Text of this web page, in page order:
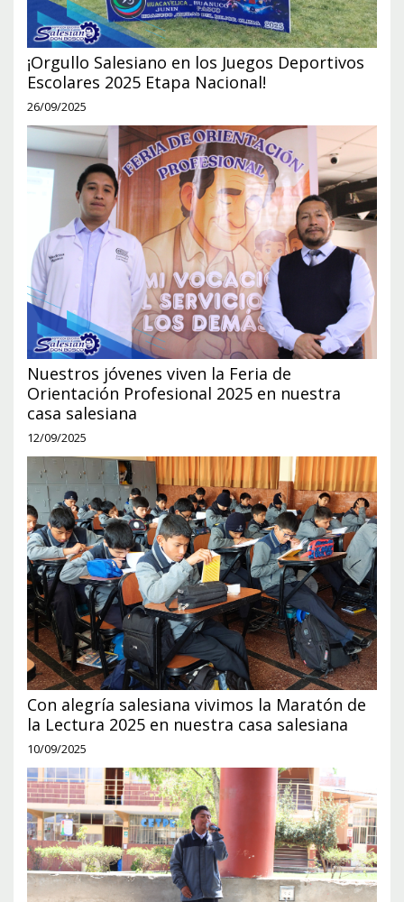
¡Orgullo Salesiano en los Juegos Deportivos
Escolares 2025 Etapa Nacional!
26/09/2025
Nuestros jóvenes viven la Feria de
Orientación Profesional 2025 en nuestra
casa salesiana
12/09/2025
Con alegría salesiana vivimos la Maratón de
la Lectura 2025 en nuestra casa salesiana
10/09/2025